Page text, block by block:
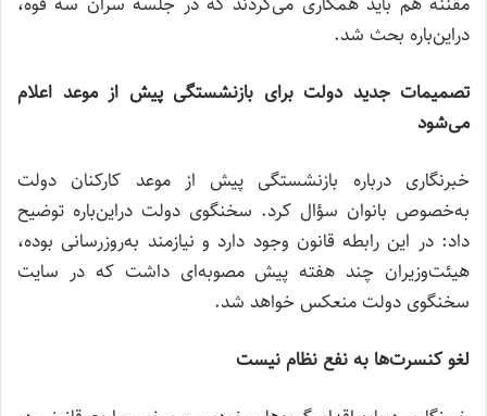
دراین‌باره بحث شد.
تصمیمات جدید دولت برای بازنشستگی پیش از موعد اعلام
می‌شود
خبرنگاری درباره بازنشستگی پیش از موعد کارکنان دولت
به‌خصوص بانوان سؤال کرد. سخنگوی دولت دراین‌باره توضیح
داد: در این رابطه قانون وجود دارد و نیازمند به‌روزرسانی بوده،
هیئت‌وزیران چند هفته پیش مصوبه‌ای داشت که در سایت
سخنگوی دولت منعکس خواهد شد.
لغو کنسرت‌ها به نفع نظام نیست